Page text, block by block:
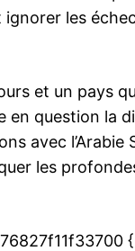
les
et un pays
en question la
avec
les